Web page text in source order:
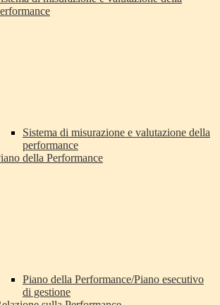
Sistema di misurazione e valutazione della
performance
della Performance
Piano della Performance/Piano esecutivo
di gestione